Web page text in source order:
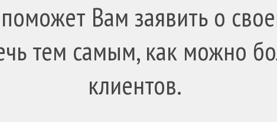
Вам заявить о
тем самым, как можно
клиентов.